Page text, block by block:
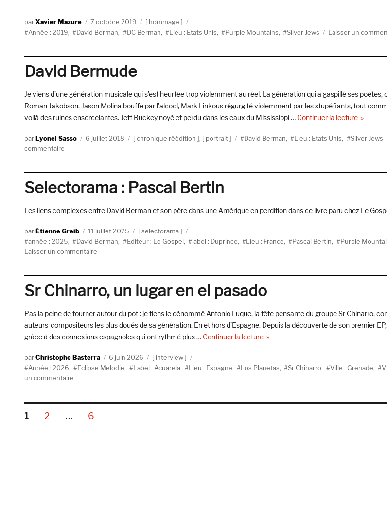
Bill
Callahan,
Cassie
François
Truffaut
AuteurXavier Mazure
Publié
le
7 octobre 2019 Catégories
hommage
Étiquettes
Année : 2019 David Berman DC Berman Lieu : Etats Unis Purple Mountains Silver Jews Laisser un
David Bermude
Je viens d’une génération musicale qui s’est heurtée trop violemment au réel. La génération qui a gaspillé ses poètes,
Roman Jakobson. Jason Molina bouffé par l’alcool, Mark Linkous régurgité violemment par les stupéfiants, tout
voilà des ruines ensorcelantes. Jeff Buckey noyé et perdu dans les eaux du Mississippi … Continuer la lecturede «
AuteurLyonel Sasso
Publié
6 juillet 2018 Catégories
chronique réédition portrait Étiquettes
David Berman Lieu : Etats Unis Silver Jews
commentaire
Selectorama : Pascal Bertin
Les liens complexes entre David Berman et son père dans une Amérique en perdition dans ce livre paru chez Le
AuteurÉtienne Greib
Publié
le
11 juillet 2025 Catégories
selectorama
Étiquettes
année : 2025 David Berman Editeur : Le Gospel label : Duprince Lieu : France Pascal Bertin Purple
Laisser un commentaire
Bertin
Sr Chinarro, un lugar en el pasado
Pas la peine de tourner autour du pot : je tiens le dénommé Antonio Luque, la tête pensante du groupe Sr Chinarro,
auteurs-compositeurs les plus doués de sa génération. En et hors d’Espagne. Depuis la découverte de son premier
grâce à des connexions espagnoles qui ont rythmé plus … Continuer la lecturede « Sr Chinarro, un lugar en el pasado »
AuteurChristophe Basterra
Publié
le
6 juin 2026 Catégories
interview
Étiquettes
Année : 2026 Eclipse Melodie Label : Acuarela, Lieu : Espagne Los Planetas Sr Chinarro Ville : Grenade
un commentaire
Pagination
PAGE
1 PAGE
2 … PAGE
6